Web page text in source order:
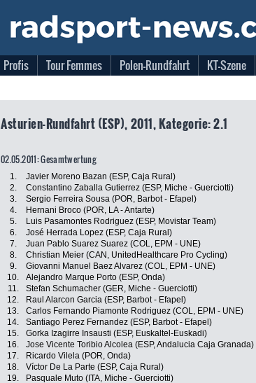
Profis Tour Femmes Polen-Rundfahrt KT-Szene
Asturien-Rundfahrt (ESP), 2011, Kategorie: 2.1
02.05.2011: Gesamtwertung
1. Javier Moreno Bazan (ESP, Caja Rural)
2.
Constantino Zaballa Gutierrez (ESP, Miche - Guerciotti)
3.
Sergio Ferreira Sousa (POR, Barbot - Efapel)
4.
Hernani Broco (POR, LA - Antarte)
5.
Luis Pasamontes Rodriguez (ESP, Movistar Team)
6.
José Herrada Lopez (ESP, Caja Rural)
7.
Juan Pablo Suarez Suarez (COL, EPM - UNE)
8.
Christian Meier (CAN, UnitedHealthcare Pro Cycling)
9.
Giovanni Manuel Baez Alvarez (COL, EPM - UNE)
10.
Alejandro Marque Porto (ESP, Onda)
11.
Stefan Schumacher (GER, Miche - Guerciotti)
12.
Raul Alarcon Garcia (ESP, Barbot - Efapel)
13.
Carlos Fernando Piamonte Rodriguez (COL, EPM - UNE)
14.
Santiago Perez Fernandez (ESP, Barbot - Efapel)
15.
Gorka Izagirre Insausti (ESP, Euskaltel-Euskadi)
16.
Jose Vicente Toribio Alcolea (ESP, Andalucia Caja Granada)
17.
Ricardo Vilela (POR, Onda)
18.
Víctor De La Parte (ESP, Caja Rural)
19.
Pasquale Muto (ITA, Miche - Guerciotti)
Facebook
Twitter